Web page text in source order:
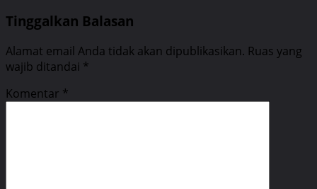
Tinggalkan Balasan
Alamat email Anda tidak akan dipublikasikan. Ruas yang
wajib ditandai *
Komentar *